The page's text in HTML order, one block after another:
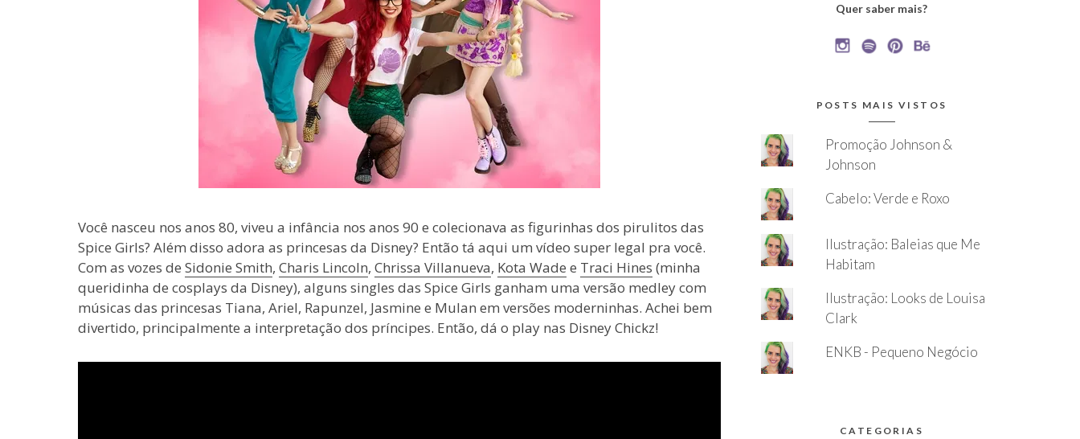
Você nasceu nos anos 80, viveu a infância nos anos 90 e colecionava as figurinhas dos pirulitos das
Spice Girls? Além disso adora as princesas da Disney? Então tá aqui um vídeo super legal pra você.
Com as vozes de Sidonie Smith, Charis Lincoln, Chrissa Villanueva, Kota Wade e Traci Hines (minha
queridinha de cosplays da Disney), alguns singles das Spice Girls ganham uma versão medley com
músicas das princesas Tiana, Ariel, Rapunzel, Jasmine e Mulan em versões moderninhas. Achei bem
divertido, principalmente a interpretação dos príncipes. Então, dá o play nas Disney Chickz!
Quer saber mais?
POSTS MAIS VISTOS
Promoção Johnson &
Johnson
Cabelo: Verde e Roxo
Ilustração: Baleias que Me
Habitam
Ilustração: Looks de Louisa
Clark
ENKB - Pequeno Negócio
CATEGORIAS